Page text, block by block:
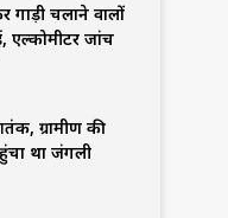
गाड़ी चलाने वालों
एल्कोमीटर जांच
ग्रामीण की
था जंगली